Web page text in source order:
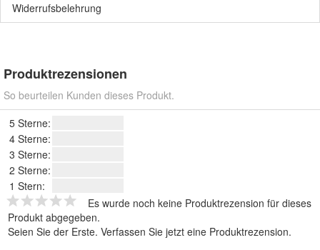
Widerrufsbelehrung
Produktrezensionen
So beurteilen Kunden dieses Produkt.
5 Sterne:
4 Sterne:
3 Sterne:
2 Sterne:
1 Stern:
Es wurde noch keine Produktrezension für dieses
Produkt abgegeben.
Seien Sie der Erste. Verfassen Sie jetzt eine Produktrezension.